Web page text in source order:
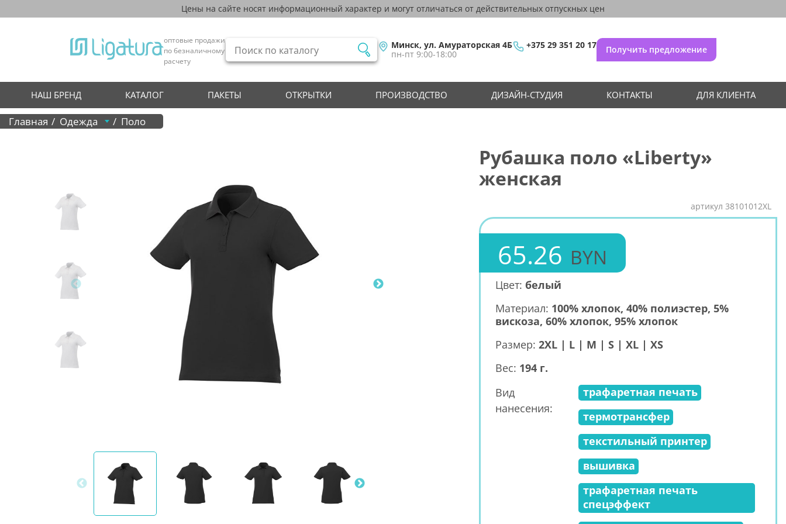
Цены на сайте носят информационный характер и могут отличаться от действительных отпускных цен
оптовые продажи
по безналичному
расчету
Минск, ул. Амураторская 4Б
пн-пт 9:00-18:00
+375 29 351 20 17 Получить предложение
НАШ БРЕНД КАТАЛОГ ПАКЕТЫ ОТКРЫТКИ ПРОИЗВОДСТВО ДИЗАЙН-СТУДИЯ КОНТАКТЫ ДЛЯ КЛИЕНТА
Главная Одежда Поло
Рубашка поло «Liberty»
женская
артикул 38101012XL
65.26 BYN
Цвет: белый
Материал: 100% хлопок, 40% полиэстер, 5%
вискоза, 60% хлопок, 95% хлопок
Размер: 2XL | L | M | S | XL | XS
Вес: 194 г.
Вид
нанесения:
трафаретная печать
термотрансфер
текстильный принтер
вышивка
трафаретная печать
спецэффект